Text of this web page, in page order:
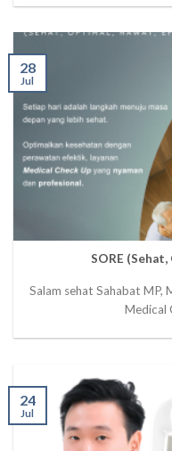
SORE
Salam sehat Sahabat MP,
Medical
28
Jul
24
Jul